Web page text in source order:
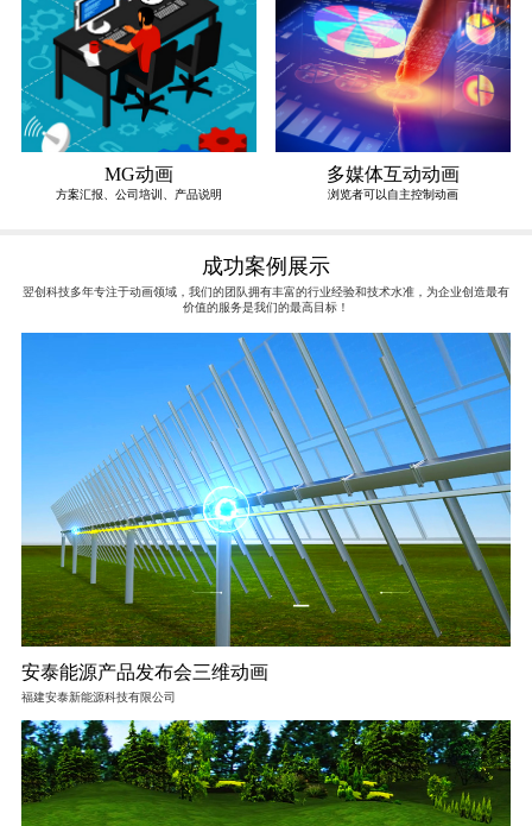
MG动画
方案汇报、公司培训、产品说明
多媒体互动动画
浏览者可以自主控制动画
成功案例展示
翌创科技多年专注于动画领域，我们的团队拥有丰富的行业经验和技术水准，为企业创造最有
价值的服务是我们的最高目标！
安泰能源产品发布会三维动画
福建安泰新能源科技有限公司